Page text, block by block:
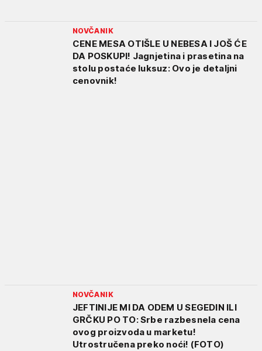
NOVČANIK
CENE MESA OTIŠLE U NEBESA I JOŠ ĆE
DA POSKUPI! Jagnjetina i prasetina na
stolu postaće luksuz: Ovo je detaljni
cenovnik!
NOVČANIK
JEFTINIJE MI DA ODEM U SEGEDIN ILI
GRČKU PO TO: Srbe razbesnela cena
ovog proizvoda u marketu!
Utrostručena preko noći! (FOTO)